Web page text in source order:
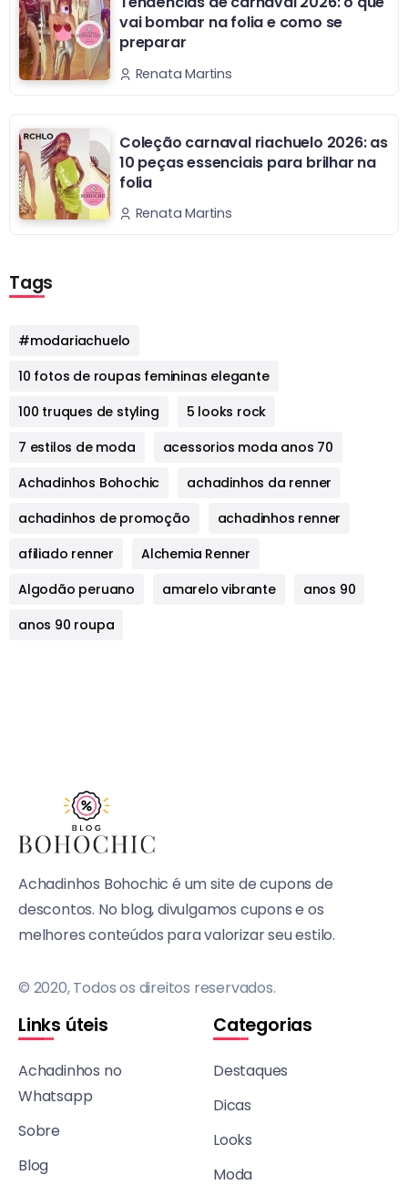
vai bombar na folia e como se
preparar
Renata Martins
Coleção carnaval riachuelo 2026: as
10 peças essenciais para brilhar na
folia
Renata Martins
Tags
#modariachuelo
10 fotos de roupas femininas elegante
100 truques de styling
5 looks rock
7 estilos de moda
acessorios moda anos 70
Achadinhos Bohochic
achadinhos da renner
achadinhos de promoção
achadinhos renner
afiliado renner
Alchemia Renner
Algodão peruano
amarelo vibrante
anos 90
anos 90 roupa
Achadinhos Bohochic é um site de cupons de
descontos. No blog, divulgamos cupons e os
melhores conteúdos para valorizar seu estilo.
© 2020, Todos os direitos reservados.
Links úteis
Achadinhos no
Whatsapp
Sobre
Blog
Categorias
Destaques
Dicas
Looks
Moda